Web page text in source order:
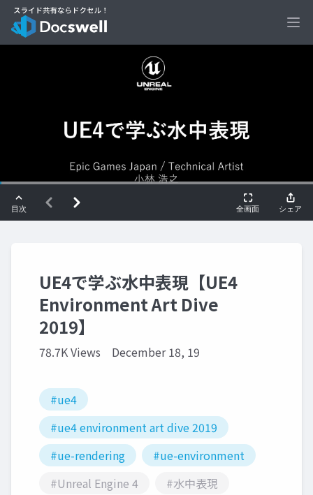
UE4で学ぶ水中表現【UE4
Environment Art Dive
2019】
78.7K Views December 18, 19
#ue4
#ue4 environment art dive 2019
#ue-rendering
#ue-environment
#Unreal Engine 4
#水中表現